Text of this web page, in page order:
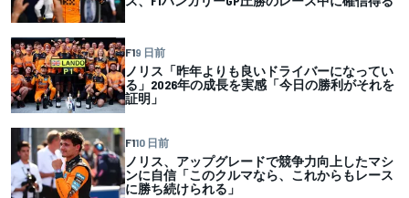
F19 日前
ノリス「昨年よりも良いドライバーになってい
る」2026年の成長を実感「今日の勝利がそれを
証明」
F110 日前
ノリス、アップグレードで競争力向上したマシ
ンに自信「このクルマなら、これからもレース
に勝ち続けられる」